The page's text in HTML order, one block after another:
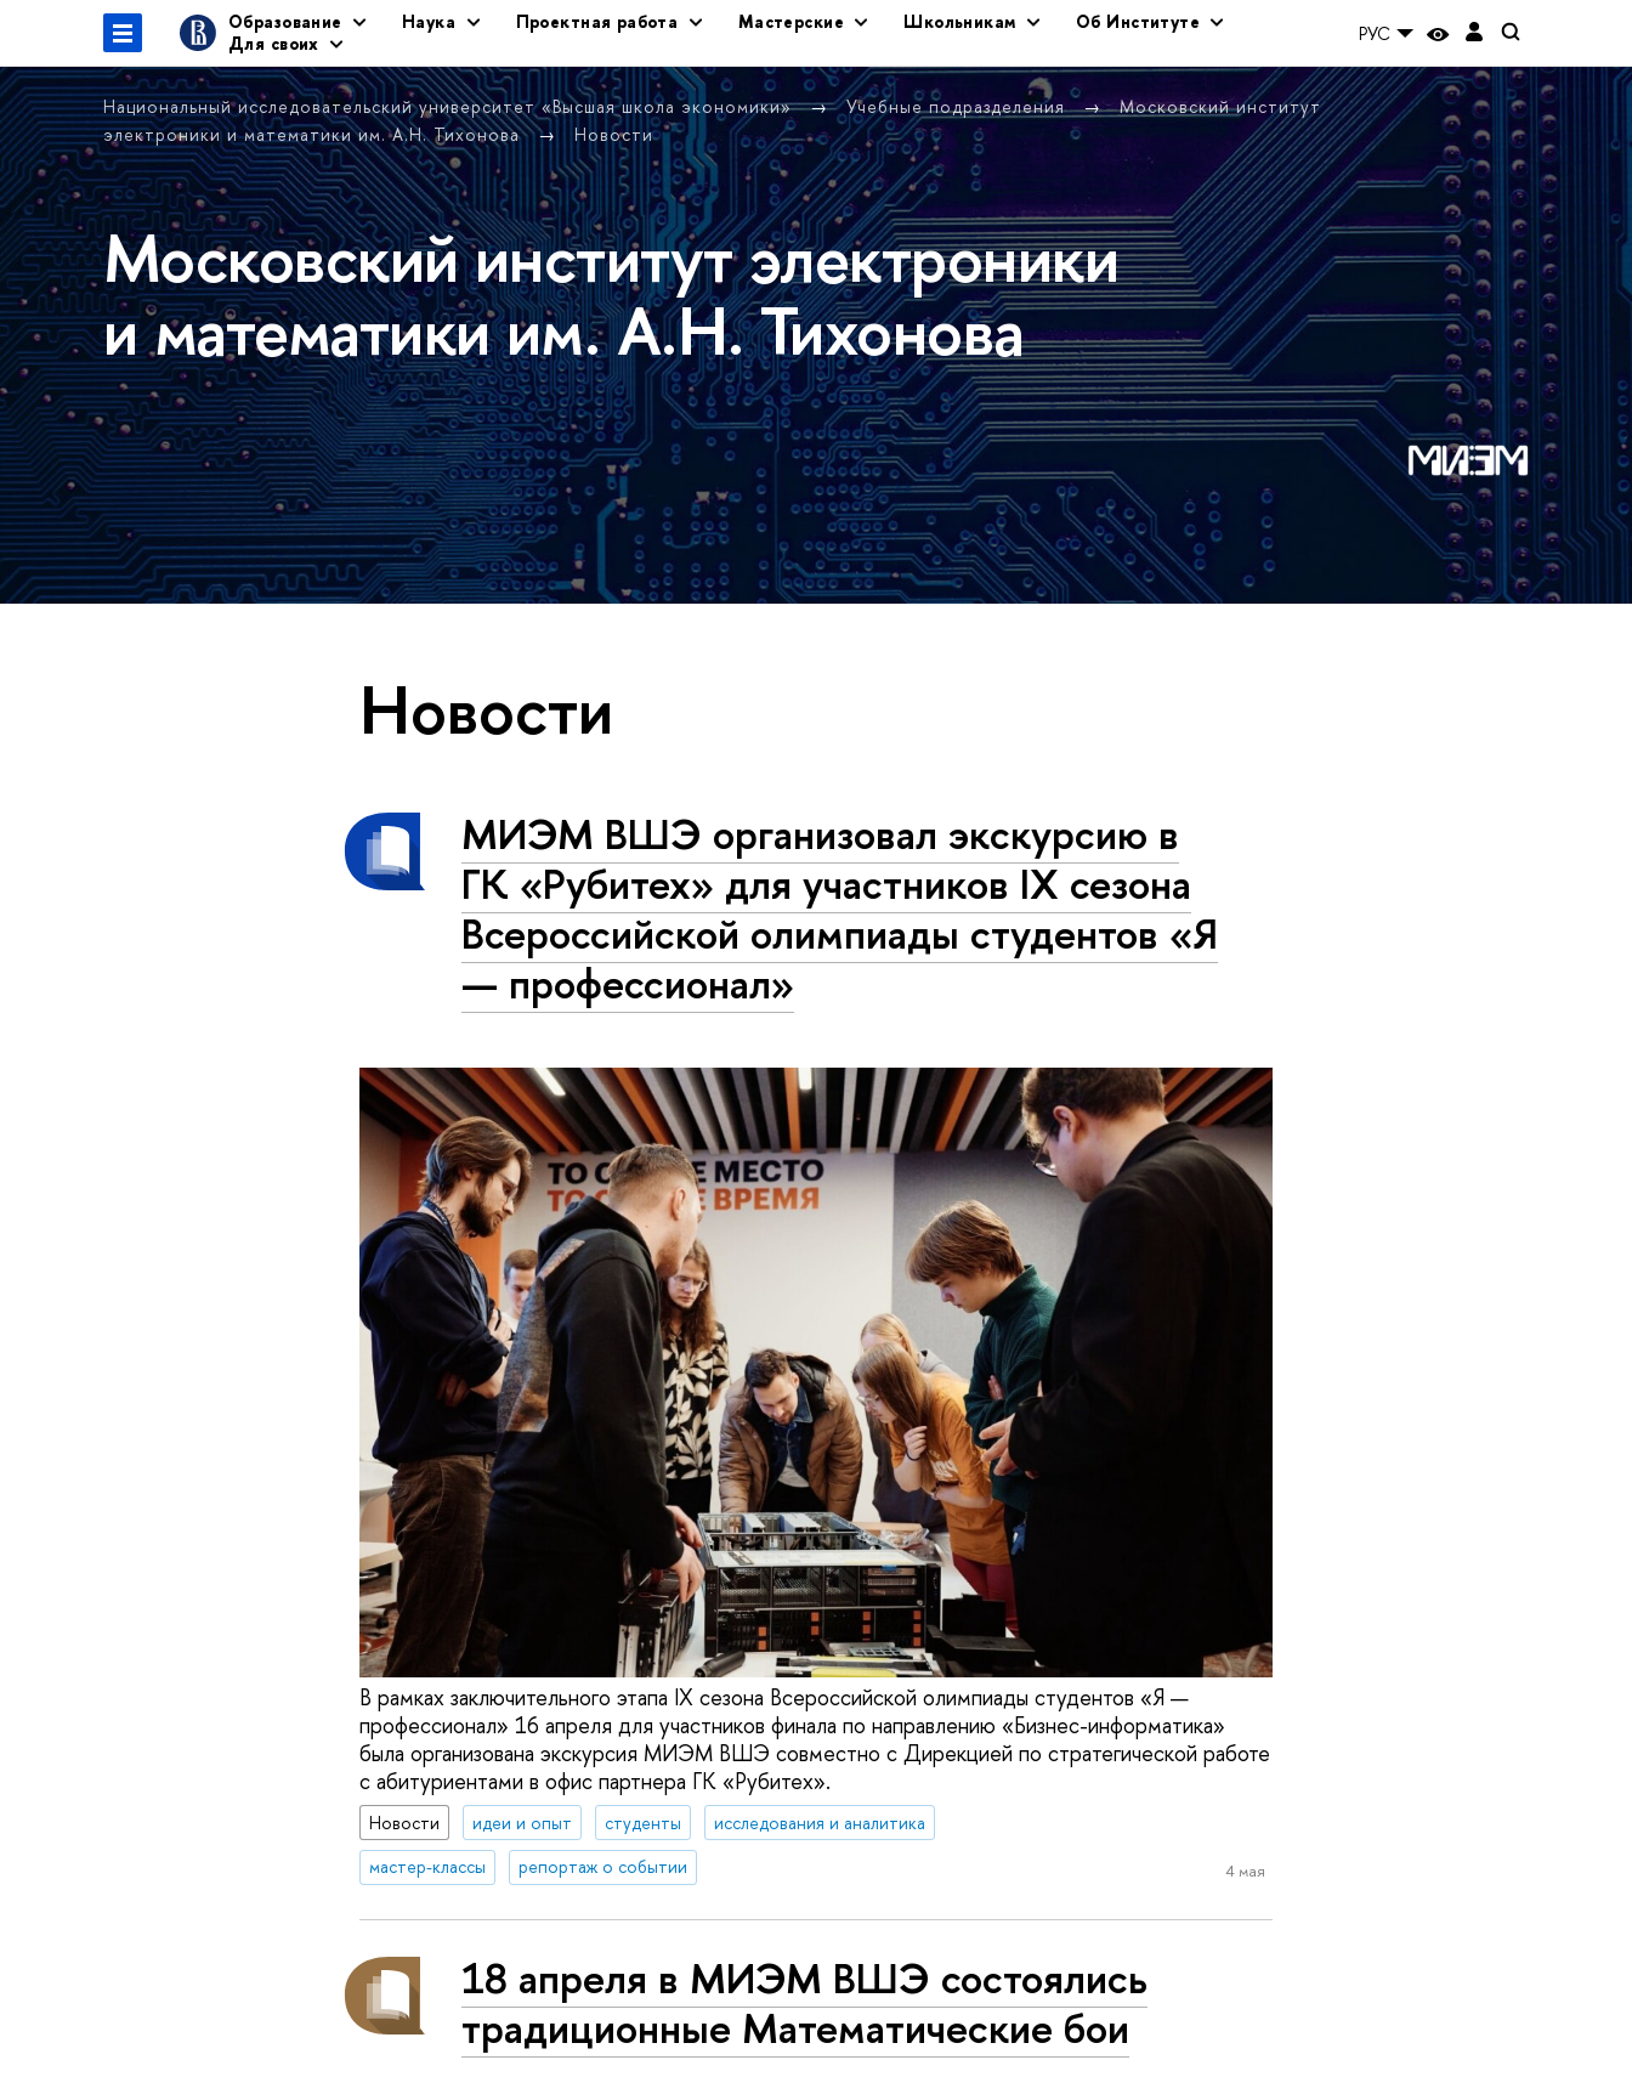
Образование Наука Проектная работа Мастерские Школьникам
Об Институте
Для своих
РУС
Национальный исследовательский университет «Высшая школа экономики» Учебные подразделения
Московский институт
электроники и математики им. А.Н. Тихонова
Новости
Московский институт электроники
и математики им. А.Н. Тихонова
Новости
МИЭМ ВШЭ организовал экскурсию в
ГК «Рубитех» для участников IX сезона
Всероссийской олимпиады студентов «Я
— профессионал»
В рамках заключительного этапа IX сезона Всероссийской олимпиады студентов «Я —
профессионал» 16 апреля для участников финала по направлению «Бизнес-информатика»
была организована экскурсия МИЭМ ВШЭ совместно с Дирекцией по стратегической работе
с абитуриентами в офис партнера ГК «Рубитех».
Новости идеи и опыт студенты
исследования и аналитика
мастер-классы
репортаж о событии 4 мая
18 апреля в МИЭМ ВШЭ состоялись
традиционные Математические бои